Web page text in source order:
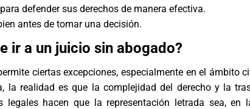
defender sus derechos de manera efectiva.
antes de tomar una decisión.
ir a un juicio sin abogado?
ciertas excepciones, especialmente en el ámbito
la realidad es que la complejidad del derecho y la
legales hacen que la representación letrada sea, en